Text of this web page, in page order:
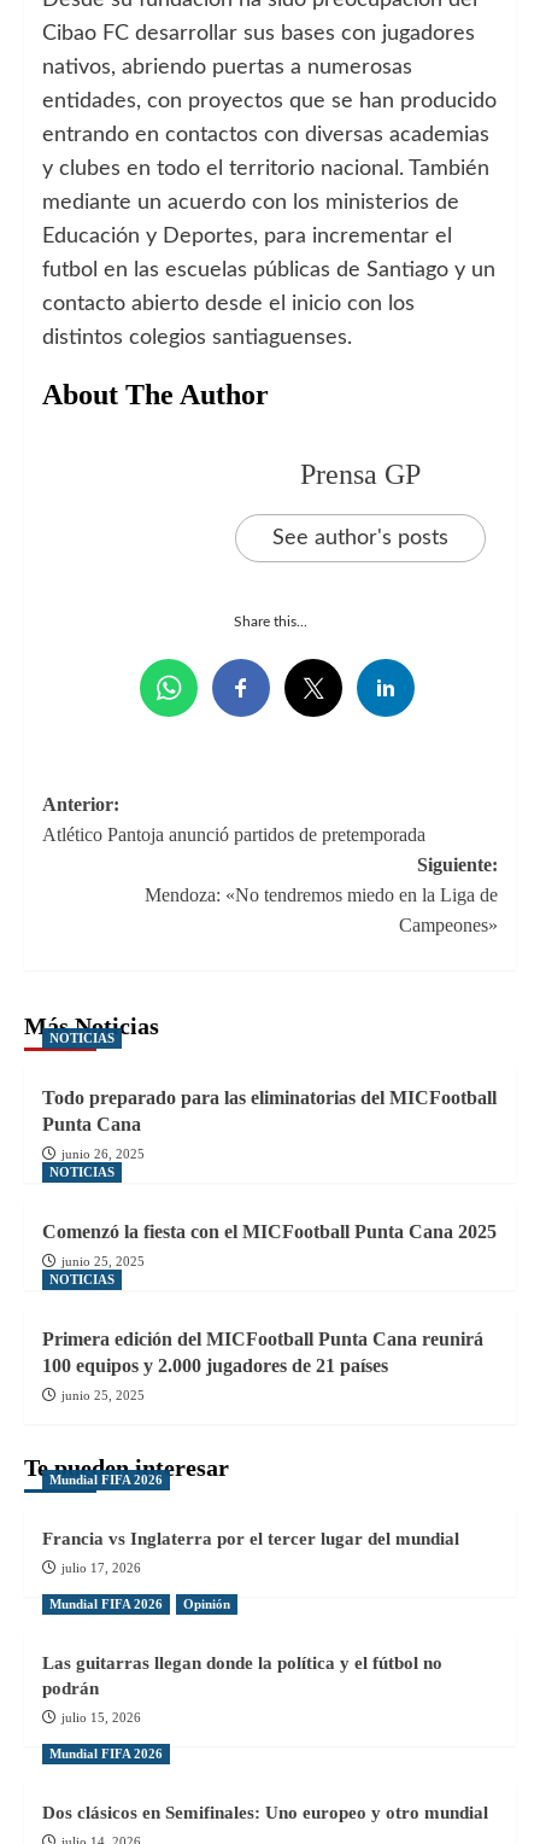
Cibao FC desarrollar sus bases con jugadores
nativos, abriendo puertas a numerosas
entidades, con proyectos que se han producido
entrando en contactos con diversas academias
y clubes en todo el territorio nacional. También
mediante un acuerdo con los ministerios de
Educación y Deportes, para incrementar el
futbol en las escuelas públicas de Santiago y un
contacto abierto desde el inicio con los
distintos colegios santiaguenses.
About The Author
Prensa GP
See author's posts
Share this...
Navegación
de
entradas
Anterior:
Atlético Pantoja anunció partidos de pretemporada
Siguiente:
Mendoza: «No tendremos miedo en la Liga de
Campeones»
Más Noticias
NOTICIAS
Todo preparado para las eliminatorias del MICFootball
Punta Cana
junio 26, 2025
NOTICIAS
Comenzó la fiesta con el MICFootball Punta Cana 2025
junio 25, 2025
NOTICIAS
Primera edición del MICFootball Punta Cana reunirá
100 equipos y 2.000 jugadores de 21 países
junio 25, 2025
Te pueden interesar
Mundial FIFA 2026
Francia vs Inglaterra por el tercer lugar del mundial
julio 17, 2026
Mundial FIFA 2026 Opinión
Las guitarras llegan donde la política y el fútbol no
podrán
julio 15, 2026
Mundial FIFA 2026
Dos clásicos en Semifinales: Uno europeo y otro mundial